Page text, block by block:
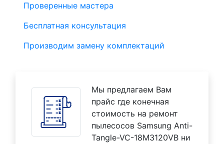
Проверенные мастера
Бесплатная консультация
Производим замену комплектаций
Мы предлагаем Вам
прайс где конечная
стоимость на ремонт
пылесосов Samsung Anti-
Tangle-VC-18M3120VB ни